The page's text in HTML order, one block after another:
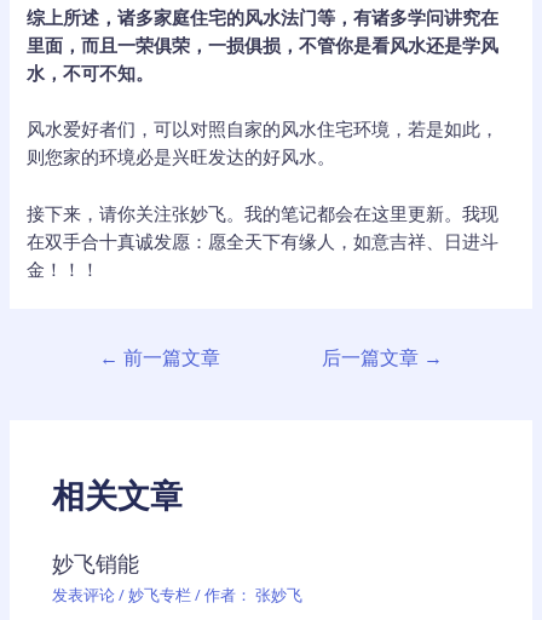
综上所述，诸多家庭住宅的风水法门等，有诸多学问讲究在
里面，而且一荣俱荣，一损俱损，不管你是看风水还是学风
水，不可不知。
风水爱好者们，可以对照自家的风水住宅环境，若是如此，
则您家的环境必是兴旺发达的好风水。
接下来，请你关注张妙飞。我的笔记都会在这里更新。我现
在双手合十真诚发愿：愿全天下有缘人，如意吉祥、日进斗
金！！！
← 前一篇文章 后一篇文章 →
相关文章
妙飞销能
发表评论/妙飞专栏/ 作者： 张妙飞